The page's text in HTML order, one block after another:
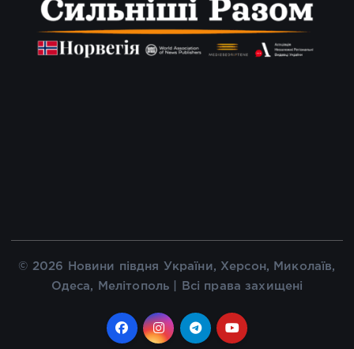
© 2026 Новини півдня України, Херсон, Миколаїв,
Одеса, Мелітополь | Всі права захищені